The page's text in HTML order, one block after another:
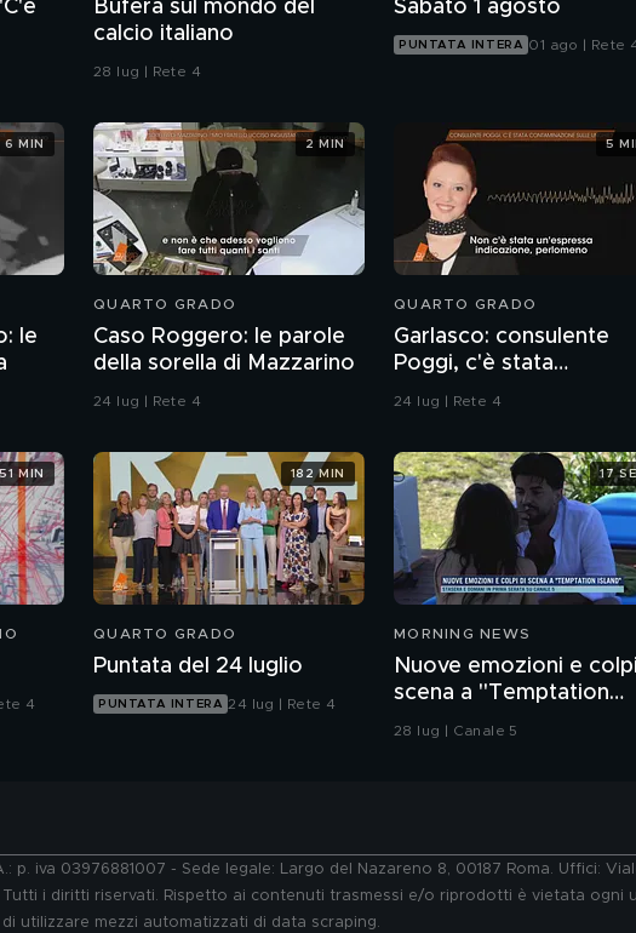
Bufera sul mondo del
calcio italiano
28 lug | Rete 4
Sabato 1 agosto
PUNTATA INTERA 01 ago | Rete
le
6 MIN
QUARTO GRADO
Caso Roggero: le parole
della sorella di Mazzarino
24 lug | Rete 4
2 MIN
QUARTO GRADO
Garlasco: consulente
Poggi, c'è stata
contaminazione sulle
24 lug | Rete 4
5
4
51 MIN
QUARTO GRADO
Puntata del 24 luglio
PUNTATA INTERA 24 lug | Rete 4
182 MIN
MORNING NEWS
Nuove emozioni e
scena a "Temptation
Island"
28 lug | Canale 5
17
p. iva 03976881007 - Sede legale: Largo del Nazareno 8, 00187 Roma. Uffici:
i diritti riservati. Rispetto ai contenuti trasmessi e/o riprodotti è vietata
utilizzare mezzi automatizzati di data scraping.